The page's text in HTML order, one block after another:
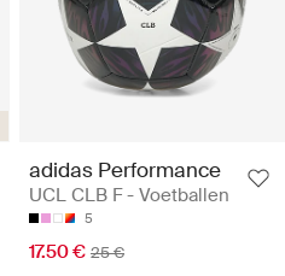
adidas Performance
UCL CLB F - Voetballen
5
17.50 € 25 €